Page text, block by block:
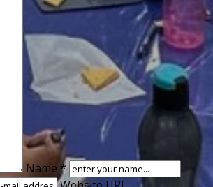
Name *